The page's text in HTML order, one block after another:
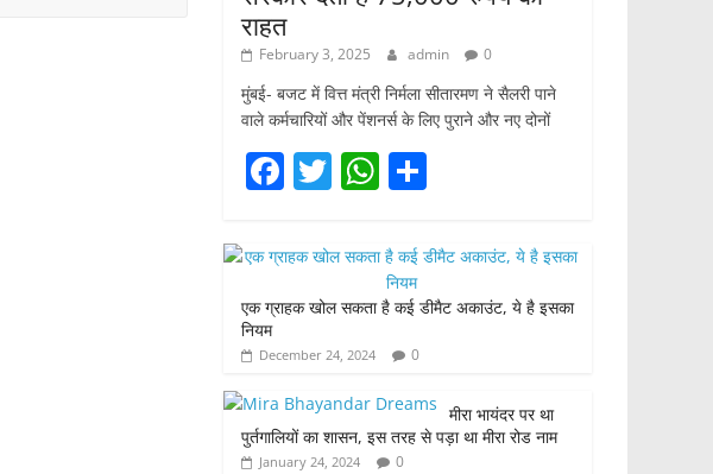
राहत
February 3, 2025 admin 0
मुंबई- बजट में वित्त मंत्री निर्मला सीतारमण ने सैलरी पाने
वाले कर्मचारियों और पेंशनर्स के लिए पुराने और नए दोनों
F
c
b
o
o
k
T
itt
W
at
s
A
p
p
ar
e
एक ग्राहक खोल सकता है कई डीमैट अकाउंट, ये है इसका
नियम
December 24, 2024 0
मीरा भायंदर पर था
पुर्तगालियों का शासन, इस तरह से पड़ा था मीरा रोड नाम
January 24, 2024 0